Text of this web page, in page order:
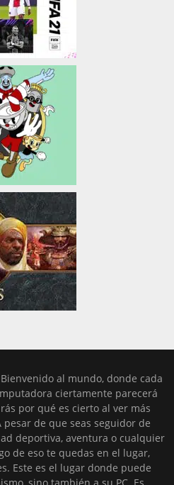
al mundo, donde cada
ciertamente parecerá
por qué es cierto al ver más
de que seas seguidor de
deportiva, aventura o cualquier
de eso te quedas en el lugar,
Este es el lugar donde puede